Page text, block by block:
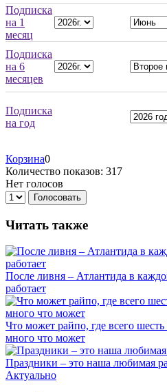
Подписка
на 1
месяц
Подписка
на 6
месяцев
Подписка
на год
Корзина0
Количество показов: 317
Нет голосов
Голосовать
Читать также
После ливня – Атлантида в
работает
Что может райпо, где всего шесть
много что может
Праздники – это наша любимая
Актуально